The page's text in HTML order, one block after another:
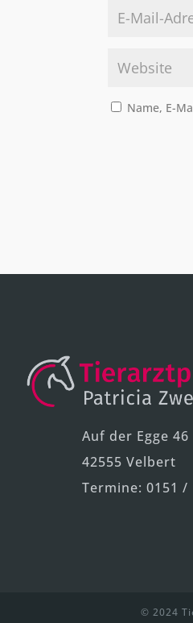
Name, E-
:
Auf der Egge 46
42555 Velbert
Termine: 0151 /
© 2024